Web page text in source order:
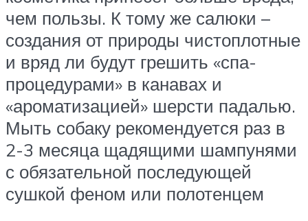
чем пользы. К тому же салюки –
создания от природы чистоплотные
и вряд ли будут грешить «спа-
процедурами» в канавах и
«ароматизацией» шерсти падалью.
Мыть собаку рекомендуется раз в
2-3 месяца щадящими шампунями
с обязательной последующей
сушкой феном или полотенцем